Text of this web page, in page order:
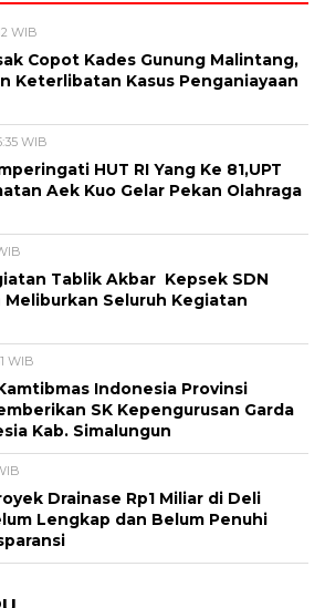
WIB
Copot Kades Gunung Malintang,
Keterlibatan Kasus Penganiayaan
WIB
HUT RI Yang Ke 81,UPT
Aek Kuo Gelar Pekan Olahraga
Tablik Akbar Kepsek SDN
Meliburkan Seluruh Kegiatan
WIB
Indonesia Provinsi
SK Kepengurusan Garda
Kab. Simalungun
Drainase Rp1 Miliar di Deli
Lengkap dan Belum Penuhi